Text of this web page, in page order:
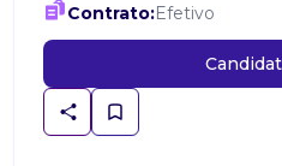
Contrato:Efetivo